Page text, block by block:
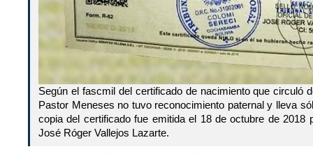
Según el fascmil del certificado de nacimiento que circuló
Pastor Meneses no tuvo reconocimiento paternal y lleva
copia del certificado fue emitida el 18 de octubre de 2018
José Róger Vallejos Lazarte.